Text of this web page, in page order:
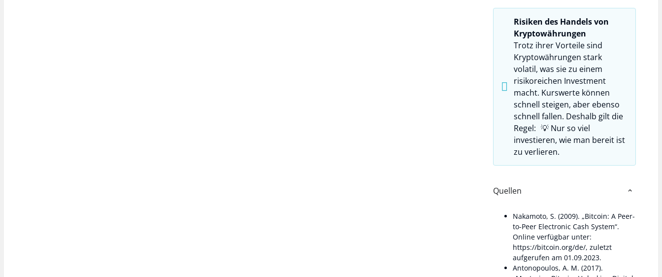
Risiken des Handels von
Kryptowährungen
Trotz ihrer Vorteile sind
Kryptowährungen stark
volatil, was sie zu einem
risikoreichen Investment
macht. Kurswerte können
schnell steigen, aber ebenso
schnell fallen. Deshalb gilt die
Regel: 💡 Nur so viel
investieren, wie man bereit ist
zu verlieren.
Quellen
Nakamoto, S. (2009). „Bitcoin: A Peer-
to-Peer Electronic Cash System“.
Online verfügbar unter:
https://bitcoin.org/de/, zuletzt
aufgerufen am 01.09.2023.
Antonopoulos, A. M. (2017).